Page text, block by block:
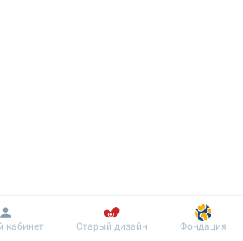
Информация Пациенту
кабинет Старый дизайн Фондация